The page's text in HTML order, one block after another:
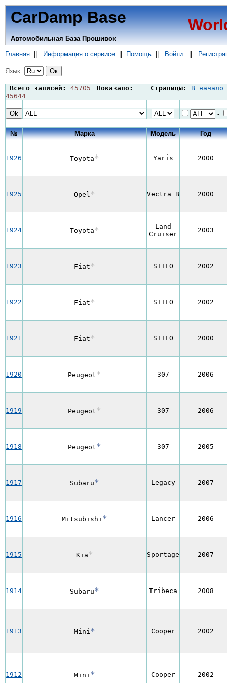
CarDamp Base
Автомобильная База Прошивок
Главная|| Информация о сервисе|| Помощь|| Войти||
Язык:
Всего записей: 45705
Показано:
45644
Страницы: В начало
-
№ Марка Модель Год
1926 Toyota* Yaris 2000
1925 Opel * Vectra B 2000
1924 Toyota*
Land
Cruiser
2003
1923 Fiat * STILO 2002
1922 Fiat* STILO 2002
1921 Fiat * STILO 2000
1920 Peugeot* 307 2006
1919 Peugeot * 307 2006
1918 Peugeot* 307 2005
1917 Subaru* Legacy 2007
1916 Mitsubishi* Lancer 2006
1915 Kia * Sportage 2007
1914 Subaru* Tribeca 2008
1913 Mini* Cooper 2002
1912 Mini* Cooper 2002